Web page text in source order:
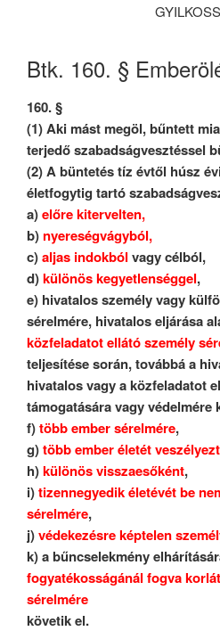
Btk. 160. §
160. §
(1) Aki mást megöl, bűntett
terjedő szabadságvesztéssel
(2) A büntetés tíz évtől húsz
életfogytig tartó
a)előre kitervelten,
b) nyereségvágyból,
c)aljas indokból vagy célból,
d)különös kegyetlenséggel,
e) hivatalos személy vagy
sérelmére, hivatalos eljárása
közfeladatot ellátó személy
teljesítése során, továbbá a
hivatalos vagy a közfeladatot
támogatására vagy védelmére
f)több ember sérelmére,
g)több ember életét
h)különös visszaesőként,
i)tizennegyedik életévét be
sérelmére,
j)védekezésre képtelen
k) a bűncselekmény
fogyatékosságánál fogva
sérelmére
követik el.